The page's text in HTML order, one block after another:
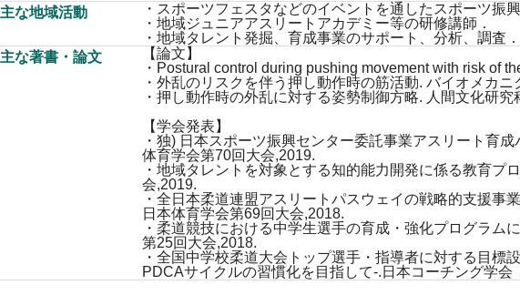
主な地域活動
・スポーツフェスタなどのイベントを通したスポーツ振
・地域ジュニアアスリートアカデミー等の研修講師．
・地域タレント発掘、育成事業のサポート、分析、調査．
主な著書・論文
【論文】
・Postural control during pushing movement with risk of
・外乱のリスクを伴う押し動作時の筋活動. バイオメカ
・押し動作時の外乱に対する姿勢制御方略. 人間文化研
【学会発表】
・独) 日本スポーツ振興センター委託事業アスリート育
体育学会第70回大会,2019.
・地域タレントを対象とする知的能力開発に係る教育
会,2019.
・全日本柔道連盟アスリートパスウェイの戦略的支援
日本体育学会第69回大会,2018.
・柔道競技における中学生選手の育成・強化プログラ
第25回大会,2018.
・全国中学校柔道大会トップ選手・指導者に対する目
PDCAサイクルの習慣化を目指して-.日本コーチング学